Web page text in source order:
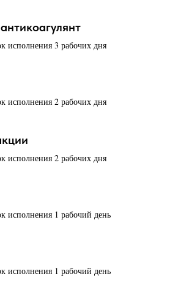
исполнения 3 рабочих дня
исполнения 2 рабочих дня
исполнения 2 рабочих дня
исполнения 1 рабочий день
исполнения 1 рабочий день